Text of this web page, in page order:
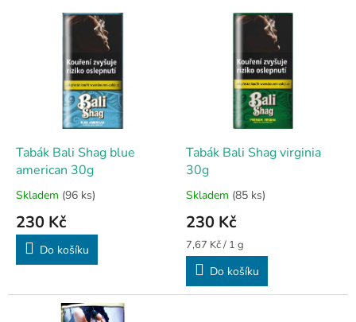
dTabák Bali Shag blue
american 30g
Průměrné
hodnocení
produktu
5,0
hvězdiček.
Skladem (96 ks)
230 Kč
Do košíku
Tabák Bali Shag virginia
30g
Průměrné
hodnocení
produktu
je
5,0
5
Skladem (85 ks)
230 Kč
Měrná
cena:
7,67 Kč / 1 g
Do košíku